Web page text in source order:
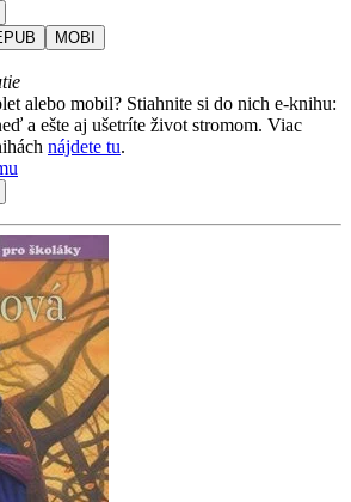
MOBI
alebo mobil? Stiahnite si do nich e-knihu:
a ešte aj ušetríte život stromom. Viac
nájdete tu.